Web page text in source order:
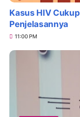
Kasus HIV
Penjelasannya
11:00 PM